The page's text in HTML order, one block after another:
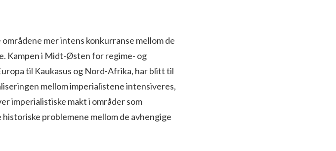
mer intens konkurranse mellom de
Kampen i Midt-Østen for regime- og
til Kaukasus og Nord-Afrika, har blitt til
mellom imperialistene intensiveres,
imperialistiske makt i områder som
problemene mellom de avhengige